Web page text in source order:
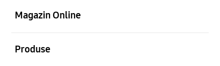
Magazin Online
Produse